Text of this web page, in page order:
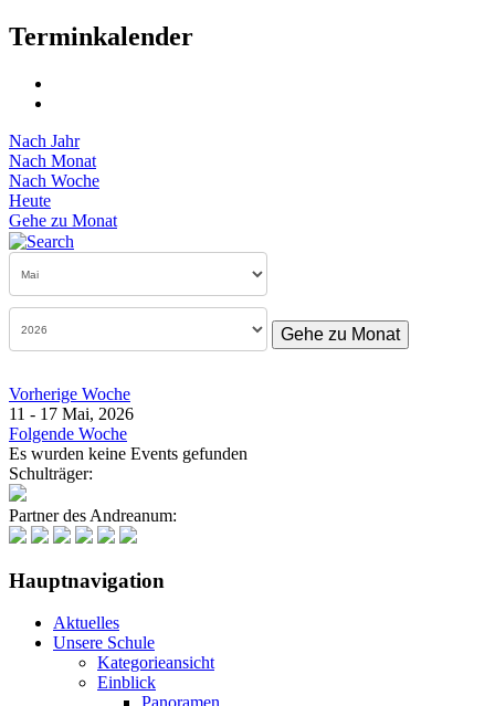
Terminkalender
Nach Jahr
Nach Monat
Nach Woche
Heute
Gehe zu Monat
Gehe zu Monat
Vorherige Woche
11 - 17 Mai, 2026
Folgende Woche
Es wurden keine Events gefunden
Schulträger:
Partner des Andreanum:
Hauptnavigation
Aktuelles
Unsere Schule
Kategorieansicht
Einblick